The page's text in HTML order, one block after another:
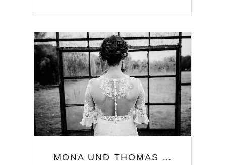
MONA UND THOMAS …